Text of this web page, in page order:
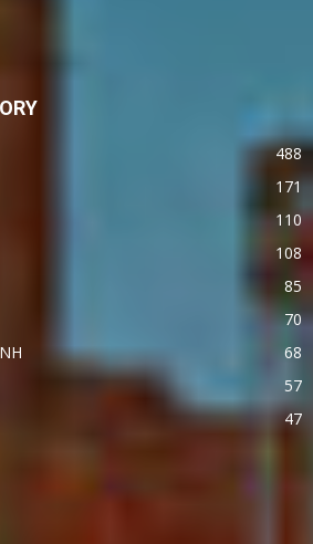
488
171
110
108
85
70
68
57
47